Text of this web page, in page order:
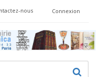
Connexion
nous